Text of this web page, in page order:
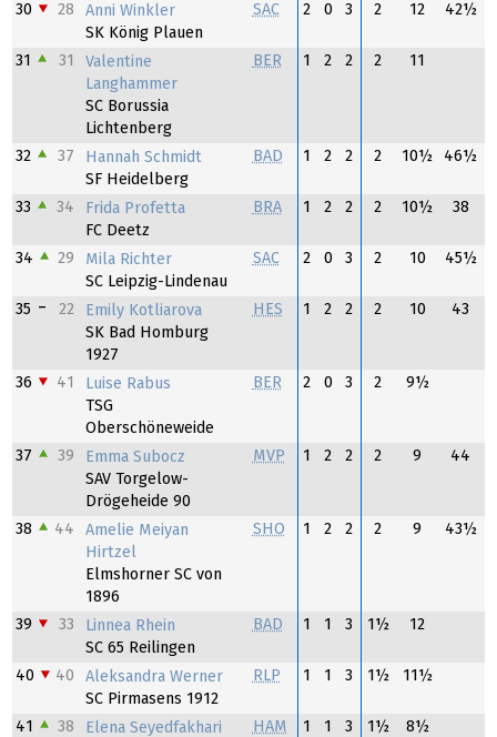
30 28
Anni Winkler
SK König Plauen
SAC 2 0 3 2 12 42½
31 31
Valentine
Langhammer
SC Borussia
Lichtenberg
BER 1 2 2 2 11
32 37
Hannah Schmidt
SF Heidelberg
BAD 1 2 2 2 10½ 46½
33 34
Frida Profetta
FC Deetz
BRA 1 2 2 2 10½ 38
34 29
Mila Richter
SC Leipzig-Lindenau
SAC 2 0 3 2 10 45½
35 22
Emily Kotliarova
SK Bad Homburg
1927
HES 1 2 2 2 10 43
36 41
Luise Rabus
TSG
Oberschöneweide
BER 2 0 3 2 9½
37 39
Emma Subocz
SAV Torgelow-
Drögeheide 90
MVP 1 2 2 2 9 44
38 44
Amelie Meiyan
Hirtzel
Elmshorner SC von
1896
SHO 1 2 2 2 9 43½
39 33
Linnea Rhein
SC 65 Reilingen
BAD 1 1 3 1½ 12
40 40
Aleksandra Werner
SC Pirmasens 1912
RLP 1 1 3 1½ 11½
41 38
Elena Seyedfakhari
HAM 1 1 3 1½ 8½